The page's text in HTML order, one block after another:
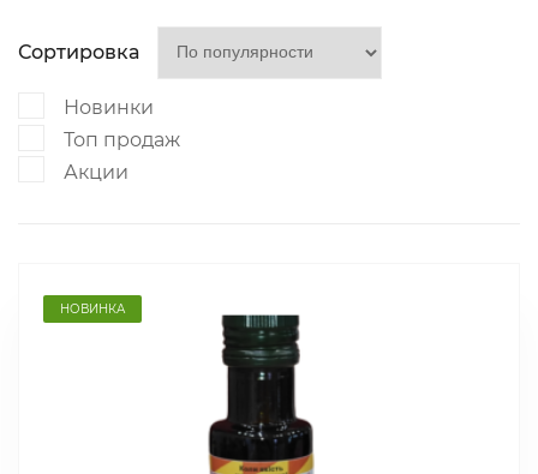
Новинки
Топ продаж
Акции
Сортировка
НОВИНКА